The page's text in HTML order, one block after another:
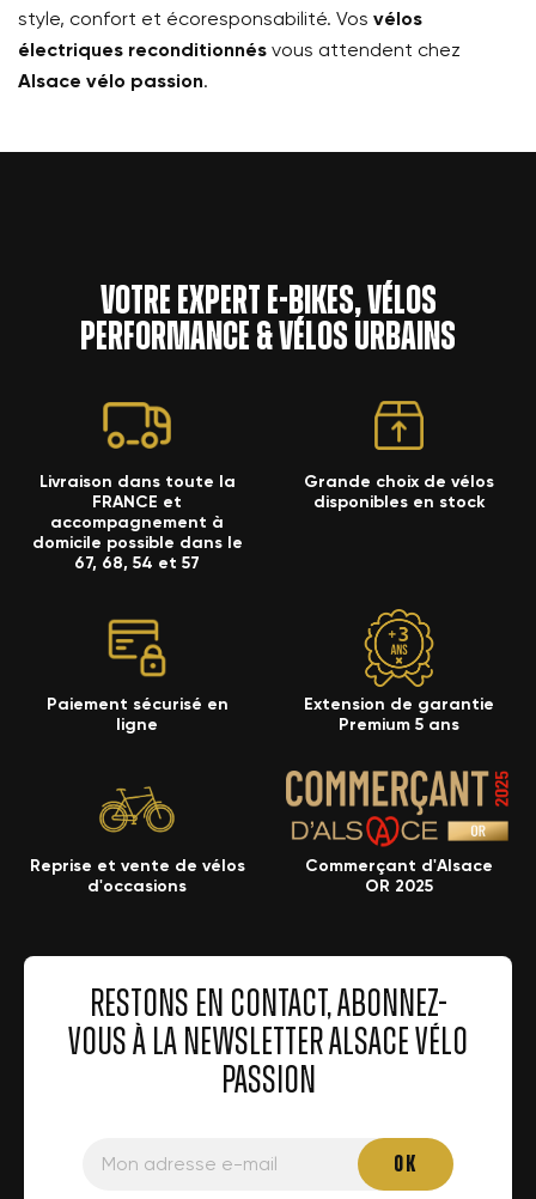
Créer une nouvelle liste
Annuler
((cancelText))
((modalDeleteText))
Annuler
style, confort et écoresponsabilité. Vos vélos
électriques reconditionnés vous attendent chez
Alsace vélo passion.
Votre expert e-bikes, vélos
performance & vélos urbains
Livraison dans toute la
FRANCE et
accompagnement à
domicile possible dans le
67, 68, 54 et 57
Grande choix de vélos
disponibles en stock
Paiement sécurisé en
ligne
Extension de garantie
Premium 5 ans
Reprise et vente de vélos
d'occasions
Commerçant d'Alsace
OR 2025
RESTONS EN CONTACT, ABONNEZ-
VOUS À LA NEWSLETTER ALSACE VÉLO
PASSION